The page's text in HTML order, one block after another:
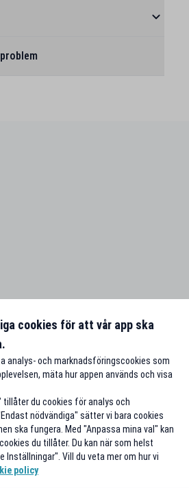
cookies för att vår app ska
analys- och marknadsföringscookies som
mäta hur appen används och visa
tillåter du cookies för analys och
nödvändiga" sätter vi bara cookies
ska fungera. Med "Anpassa mina val" kan
du tillåter. Du kan när som helst
Inställningar". Vill du veta mer om hur vi
policy